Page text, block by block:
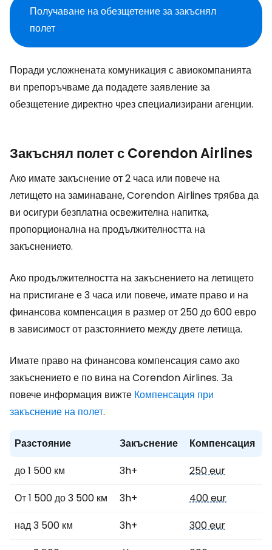
Получаване на обезщетение за закъснял
полет
Поради усложнената комуникация с авиокомпанията
ви препоръчваме да подадете заявление за
обезщетение директно чрез специализирани агенции.
Закъснял полет с Corendon Airlines
Ако имате закъснение от 2 часа или повече на
летището на заминаване, Corendon Airlines трябва да
ви осигури безплатна освежителна напитка,
пропорционална на продължителността на
закъснението.
Ако продължителността на закъснението на летището
на пристигане е 3 часа или повече, имате право и на
финансова компенсация в размер от 250 до 600 евро
в зависимост от разстоянието между двете летища.
Имате право на финансова компенсация само ако
закъснението е по вина на Corendon Airlines. За
повече информация вижте Компенсация при
закъснение на полет.
Разстояние Закъснение
Компенсация
до 1 500 км
3h+
250 eur
От 1 500 до 3 500 км
3h+
400 eur
над 3 500 км
3h+
300 eur